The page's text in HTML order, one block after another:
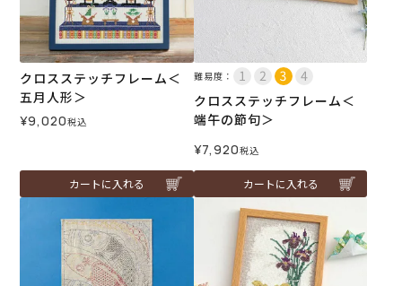
クロスステッチフレーム＜
五月人形＞
¥9,020税込
カートに入れる
難易度：
クロスステッチフレーム＜
端午の節句＞
¥7,920税込
カートに入れる